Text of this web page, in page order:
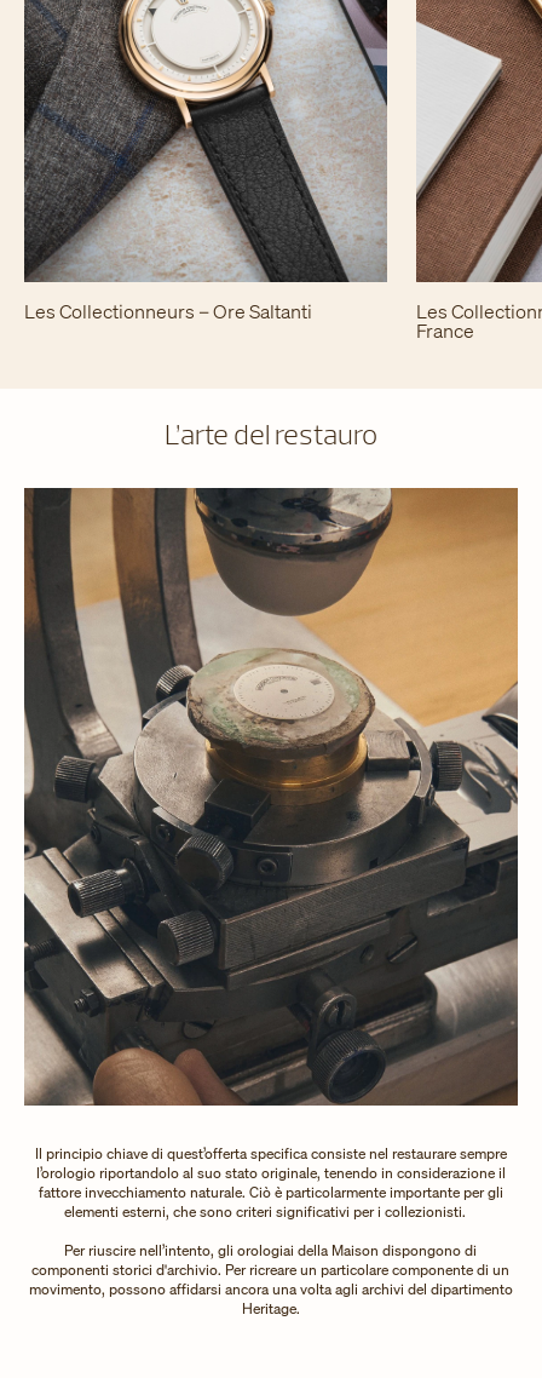
Les Collectionneurs – Ore Saltanti Les
France
L’arte del restauro
Il principio chiave di quest’offerta specifica consiste nel restaurare sempre
l’orologio riportandolo al suo stato originale, tenendo in considerazione il
fattore invecchiamento naturale. Ciò è particolarmente importante per gli
elementi esterni, che sono criteri significativi per i collezionisti.
Per riuscire nell’intento, gli orologiai della Maison dispongono di
componenti storici d'archivio. Per ricreare un particolare componente di un
movimento, possono affidarsi ancora una volta agli archivi del dipartimento
Heritage.